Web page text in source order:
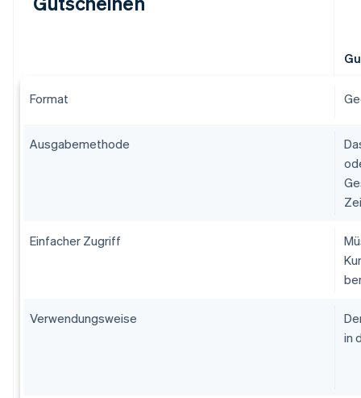
Format
Ausgabemethode
Einfacher Zugriff
Verwendungsweise
in